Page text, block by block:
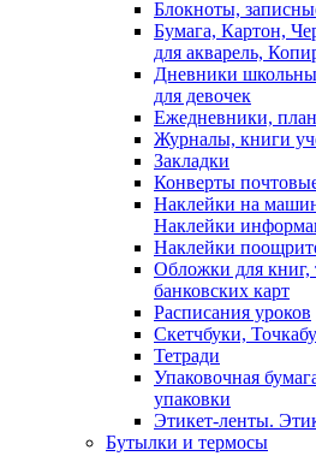
Блокноты,
Бумага, Картон,
для акварель,
Дневники
для девочек
Ежедневники,
Журналы, книги
Закладки
Конверты
Наклейки на
Наклейки
Наклейки
Обложки для книг,
банковских карт
Расписания уроков
Скетчбуки,
Тетради
Упаковочная
упаковки
Этикет-ленты.
Бутылки и термосы